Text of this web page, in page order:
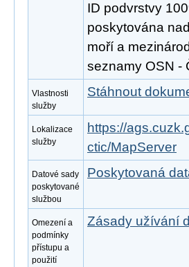
ID podvrstvy
poskytována
moří a
seznamy OSN -
Vlastnosti
služby
Stáhnout
Lokalizace
služby
https://
ctic/MapServer
Datové sady
poskytované
službou
Poskytovaná
Omezení a
podmínky
přístupu a
použití
Zásady užívání